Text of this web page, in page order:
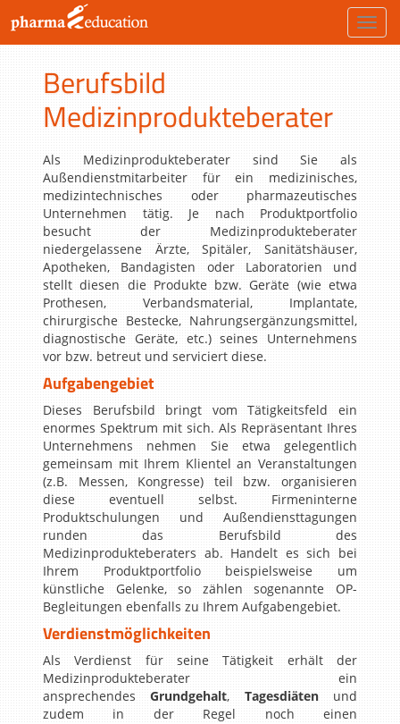
Berufsbild
Medizinprodukteberater
Als Medizinprodukteberater sind Sie als
Außendienstmitarbeiter für ein medizinisches,
medizintechnisches oder pharmazeutisches
Unternehmen tätig. Je nach Produktportfolio
besucht der Medizinprodukteberater
niedergelassene Ärzte, Spitäler, Sanitätshäuser,
Apotheken, Bandagisten oder Laboratorien und
stellt diesen die Produkte bzw. Geräte (wie etwa
Prothesen, Verbandsmaterial, Implantate,
chirurgische Bestecke, Nahrungsergänzungsmittel,
diagnostische Geräte, etc.) seines Unternehmens
vor bzw. betreut und serviciert diese.
Aufgabengebiet
Dieses Berufsbild bringt vom Tätigkeitsfeld ein
enormes Spektrum mit sich. Als Repräsentant Ihres
Unternehmens nehmen Sie etwa gelegentlich
gemeinsam mit Ihrem Klientel an Veranstaltungen
(z.B. Messen, Kongresse) teil bzw. organisieren
diese eventuell selbst. Firmeninterne
Produktschulungen und Außendiensttagungen
runden das Berufsbild des
Medizinprodukteberaters ab. Handelt es sich bei
Ihrem Produktportfolio beispielsweise um
künstliche Gelenke, so zählen sogenannte OP-
Begleitungen ebenfalls zu Ihrem Aufgabengebiet.
Verdienstmöglichkeiten
Als Verdienst für seine Tätigkeit erhält der
Medizinprodukteberater ein
ansprechendesGrundgehalt, Tagesdiätenund
zudem in der Regel noch einen